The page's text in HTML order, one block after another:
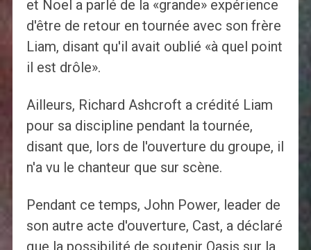
et Noel a parlé de la «grande» expérience
d'être de retour en tournée avec son frère
Liam, disant qu'il avait oublié «à quel point
il est drôle».
Ailleurs, Richard Ashcroft a crédité Liam
pour sa discipline pendant la tournée,
disant que, lors de l'ouverture du groupe, il
n'a vu le chanteur que sur scène.
Pendant ce temps, John Power, leader de
son autre acte d'ouverture, Cast, a déclaré
que la possibilité de soutenir Oasis sur la